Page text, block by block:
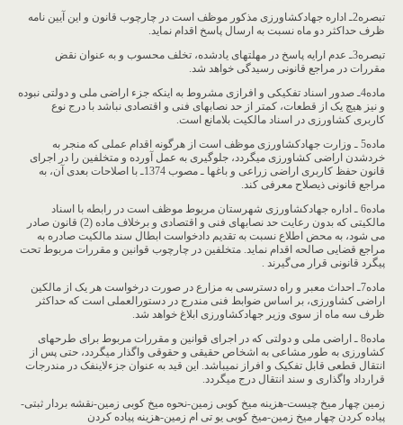
تبصره2ـ اداره جهادکشاورزی مذکور موظف است در چارچوب قانون و این آیین ‏نامه
ظرف حداکثر دو ماه نسبت به ارسال پاسخ اقدام نماید.
تبصره3ـ عدم ارایه پاسخ در مهلت‏های یادشده، تخلف محسوب و به عنوان نقض
مقررات در مراجع قانونی رسیدگی خواهد شد.
ماده4ـ صدور اسناد تفکیکی و افرازی مشروط به اینکه جزء اراضی ملی و دولتی نبوده
و نیز هیچ یک از قطعات، کمتر از حد نصاب‏های فنی و اقتصادی نباشد با درج نوع
کاربری کشاورزی در اسناد مالکیت بلامانع است.
ماده5 ـ وزارت جهادکشاورزی موظف است از هرگونه اقدام عملی که منجر به
خردشدن اراضی کشاورزی می‏گردد، جلوگیری به عمل آورده و متخلفین را در اجرای
قانون حفظ کاربری اراضی زراعی و باغ‏ها ـ مصوب 1374ـ با اصلاحات بعدی آن، به
مراجع قانونی ذی‏صلاح معرفی کند.
ماده6 ـ اداره جهادکشاورزی شهرستان مربوط موظف است در رابطه با اسناد
مالکیتی که بدون رعایت حد نصاب‏های فنی و اقتصادی و برخلاف ماده (2) قانون صادر
می شود، به محض اطلاع نسبت به تقدیم دادخواست ابطال سند مالکیت صادره به
مراجع قضایی صالحه اقدام نماید. متخلفین در چارچوب قوانین و مقررات مربوط تحت
پیگرد قانونی قرار می‌گیرند .
ماده7ـ احداث معبر و راه دسترسی به مزارع در صورت درخواست هر یک از مالکین
اراضی کشاورزی، بر اساس ضوابط فنی‏ مندرج در دستورالعملی است که حداکثر
ظرف سه ماه از سوی وزیر جهادکشاورزی ابلاغ خواهد شد.
ماده8 ـ اراضی ملی و دولتی که در اجرای قوانین و مقررات مربوط برای طرح‏های
کشاورزی به طور مشاعی به اشخاص حقیقی و حقوقی واگذار می‏گردد، حتی پس از
انتقال قطعی قابل تفکیک و افراز نمی‏باشد. این قید به عنوان جزءلاینفک در مندرجات
قرارداد واگذاری و سند انتقال درج می‏گردد.
زمین چهار میخ چیست-هزینه میخ کوبی زمین-نحوه میخ کوبی زمین-نقشه بردار ثبتی-
پیاده کردن چهار میخ زمین-میخ کوبی یو تی ام زمین-هزینه پیاده کردن